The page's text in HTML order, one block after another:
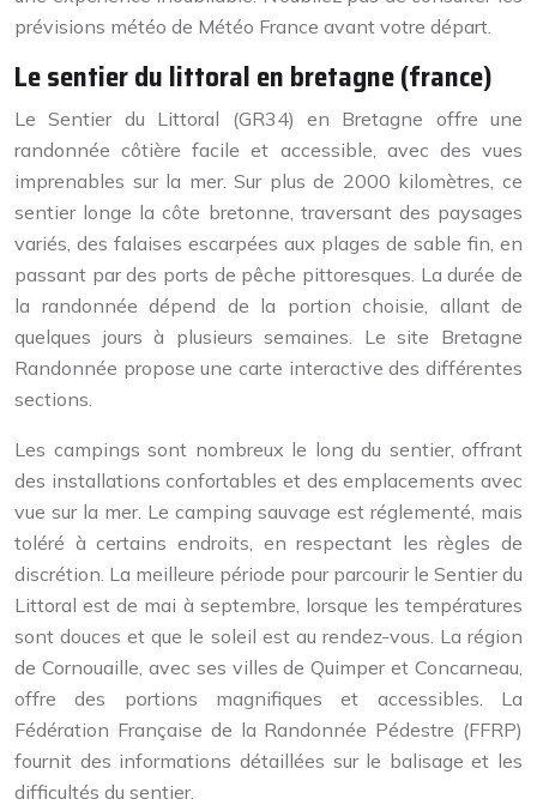
prévisions météo de Météo France avant votre départ.
Le sentier du littoral en bretagne (france)
Le Sentier du Littoral (GR34) en Bretagne offre une
randonnée côtière facile et accessible, avec des vues
imprenables sur la mer. Sur plus de 2000 kilomètres, ce
sentier longe la côte bretonne, traversant des paysages
variés, des falaises escarpées aux plages de sable fin, en
passant par des ports de pêche pittoresques. La durée de
la randonnée dépend de la portion choisie, allant de
quelques jours à plusieurs semaines. Le site Bretagne
Randonnée propose une carte interactive des différentes
sections.
Les campings sont nombreux le long du sentier, offrant
des installations confortables et des emplacements avec
vue sur la mer. Le camping sauvage est réglementé, mais
toléré à certains endroits, en respectant les règles de
discrétion. La meilleure période pour parcourir le Sentier du
Littoral est de mai à septembre, lorsque les températures
sont douces et que le soleil est au rendez-vous. La région
de Cornouaille, avec ses villes de Quimper et Concarneau,
offre des portions magnifiques et accessibles. La
Fédération Française de la Randonnée Pédestre (FFRP)
fournit des informations détaillées sur le balisage et les
difficultés du sentier.